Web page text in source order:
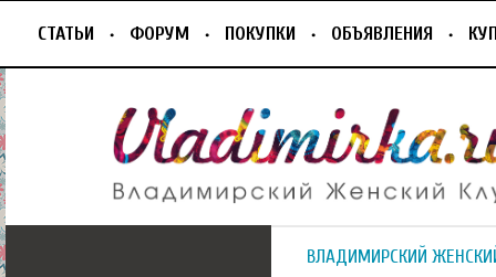
СТАТЬИ ФОРУМ ПОКУПКИ ОБЪЯВЛЕНИЯ
ВЛАДИМИРСКИЙ